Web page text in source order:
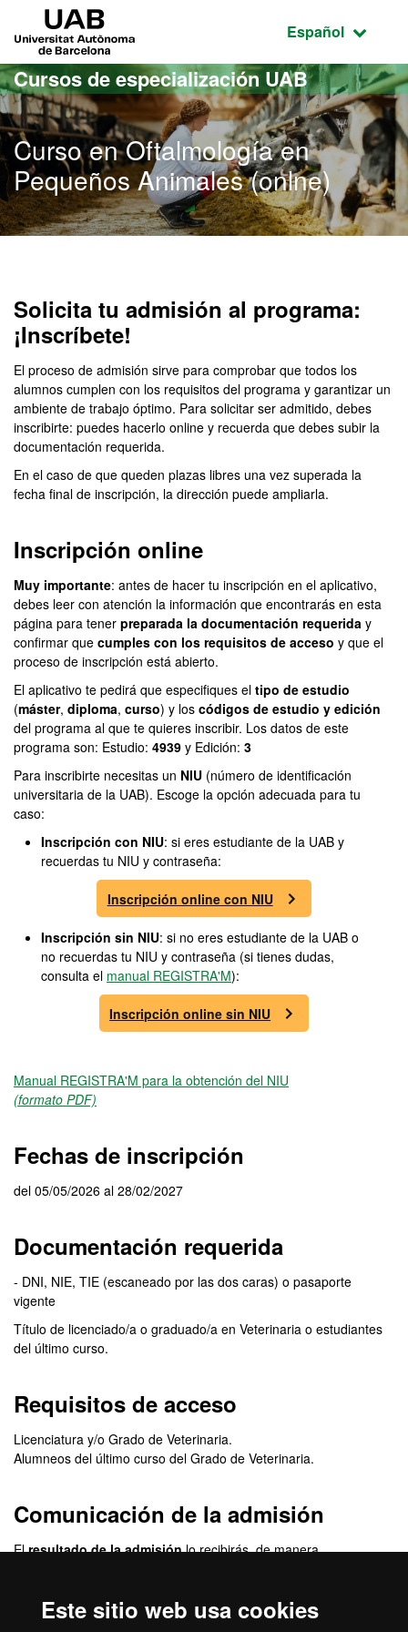
Este sitio web usa cookies
Acceso al contenido principal
Acceso a la navegación de la página
Idioma
Español
Cursos de especialización UAB
Curso en Oftalmología en
Pequeños Animales (onlne)
Solicita tu admisión al programa:
¡Inscríbete!
El proceso de admisión sirve para comprobar que todos los
alumnos cumplen con los requisitos del programa y garantizar un
ambiente de trabajo óptimo. Para solicitar ser admitido, debes
inscribirte: puedes hacerlo online y recuerda que debes subir la
documentación requerida.
En el caso de que queden plazas libres una vez superada la
fecha final de inscripción, la dirección puede ampliarla.
Inscripción online
Muy importante: antes de hacer tu inscripción en el aplicativo,
debes leer con atención la información que encontrarás en esta
página para tener preparada la documentación requerida y
confirmar que cumples con los requisitos de acceso y que el
proceso de inscripción está abierto.
El aplicativo te pedirá que especifiques el tipo de estudio
(máster, diploma, curso) y los códigos de estudio y edición
del programa al que te quieres inscribir. Los datos de este
programa son: Estudio: 4939 y Edición: 3
Para inscribirte necesitas un NIU (número de identificación
universitaria de la UAB). Escoge la opción adecuada para tu
caso:
Inscripción con NIU: si eres estudiante de la UAB y
recuerdas tu NIU y contraseña:
Inscripción online con NIU
Inscripción sin NIU: si no eres estudiante de la UAB o
no recuerdas tu NIU y contraseña (si tienes dudas,
consulta el manual REGISTRA'M):
Inscripción online sin NIU
Manual REGISTRA'M para la obtención del NIU
(formato PDF)
Fechas de inscripción
del 05/05/2026 al 28/02/2027
Documentación requerida
- DNI, NIE, TIE (escaneado por las dos caras) o pasaporte
vigente
Título de licenciado/a o graduado/a en Veterinaria o estudiantes
del último curso.
Requisitos de acceso
Licenciatura y/o Grado de Veterinaria.
Alumneos del último curso del Grado de Veterinaria.
Comunicación de la admisión
Elresultado de la admisiónlo recibirás, de manera
tienes que proceder para formalizar la matrícula.